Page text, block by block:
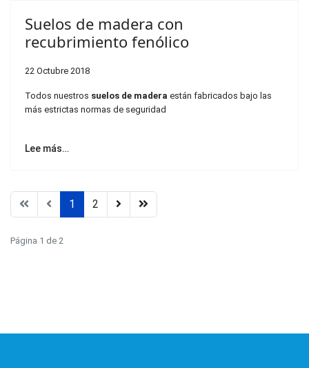
Suelos de madera con
recubrimiento fenólico
22 Octubre 2018
Todos nuestros suelos de madera
están fabricados bajo las
más estrictas normas de seguridad
Lee más…
1 2
Página 1 de 2